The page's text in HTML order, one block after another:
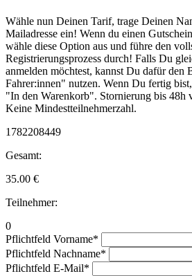
Wähle nun Deinen Tarif, trage Deinen
Mailadresse ein! Wenn du einen
wähle diese Option aus und führe den
Registrierungsprozess durch! Falls Du
anmelden möchtest, kannst Du dafür den
Fahrer:innen" nutzen. Wenn Du fertig
"In den Warenkorb". Stornierung bis 48h
Keine Mindestteilnehmerzahl.
1782208449
Gesamt:
35.00 €
Teilnehmer:
0
Pflichtfeld Vorname*
Pflichtfeld Nachname*
Pflichtfeld E-Mail*